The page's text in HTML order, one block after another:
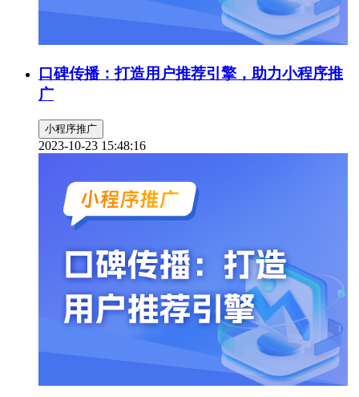
口碑传播：打造用户推荐引擎，助力小程序推
广
小程序推广
2023-10-23 15:48:16